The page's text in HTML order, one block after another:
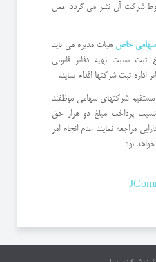
شركت آن نشر می گردد عمل
خاص هیات مدیره می باید
نسبت تهیه دفاتر قانونی
ثبت شركتها اقدام نماید.
مستقیم شركتهای سهامی موظفند
پرداخت مبلغ دو هزار حق
مراجعه نمایند عدم انجام امر
بود